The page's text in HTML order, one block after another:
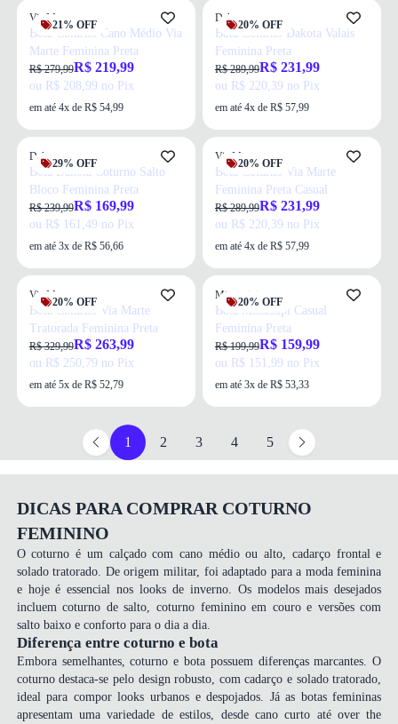
21% OFF
Via Marte
Bota Coturno Cano Médio Via
Marte Feminina Preta
R$ 279,99R$ 219,99
ou R$ 208,99 no Pix
em até 4x de R$ 54,99
20% OFF
Dakota
Bota Coturno Dakota Valais
Feminina Preta
R$ 289,99R$ 231,99
ou R$ 220,39 no Pix
em até 4x de R$ 57,99
29% OFF
Dakota
Bota Dakota Coturno Salto
Bloco Feminina Preta
R$ 239,99R$ 169,99
ou R$ 161,49 no Pix
em até 3x de R$ 56,66
20% OFF
Via Marte
Bota Coturno Via Marte
Feminina Preta Casual
R$ 289,99R$ 231,99
ou R$ 220,39 no Pix
em até 4x de R$ 57,99
20% OFF
Via Marte
Bota Coturno Via Marte
Tratorada Feminina Preta
R$ 329,99R$ 263,99
ou R$ 250,79 no Pix
em até 5x de R$ 52,79
20% OFF
Mississipi
Bota Mississipi Casual
Feminina Preta
R$ 199,99R$ 159,99
ou R$ 151,99 no Pix
em até 3x de R$ 53,33
1 2 3 4 5
DICAS PARA COMPRAR COTURNO
FEMININO
O coturno é um calçado com cano médio ou alto, cadarço frontal e
solado tratorado. De origem militar, foi adaptado para a moda feminina
e hoje é essencial nos looks de inverno. Os modelos mais desejados
incluem coturno de salto, coturno feminino em couro e versões com
salto baixo e conforto para o dia a dia.​
Diferença entre coturno e bota
Embora semelhantes, coturno e bota possuem diferenças marcantes. O
coturno destaca-se pelo design robusto, com cadarço e solado tratorado,
ideal para compor looks urbanos e despojados. Já as botas femininas
apresentam uma variedade de estilos, desde cano curto até over the